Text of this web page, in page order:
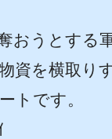
おうとする
資を横取り
トです。